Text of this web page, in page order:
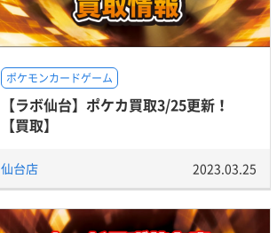
ポケモンカードゲーム
【ラボ仙台】ポケカ買取3/25更新！
【買取】
仙台店 2023.03.25